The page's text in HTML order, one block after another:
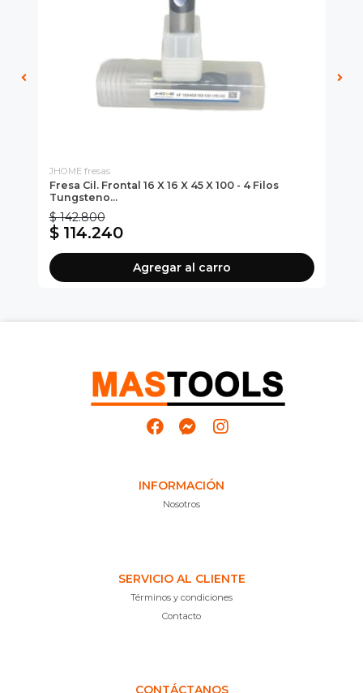
JHOME fresas
Fresa Cil. Frontal 16 X 16 X 45 X 100 - 4 Filos
Tungsteno...
$ 142.800
$ 114.240
Agregar al carro
INFORMACIÓN
Nosotros
SERVICIO AL CLIENTE
Términos y condiciones
Contacto
CONTÁCTANOS